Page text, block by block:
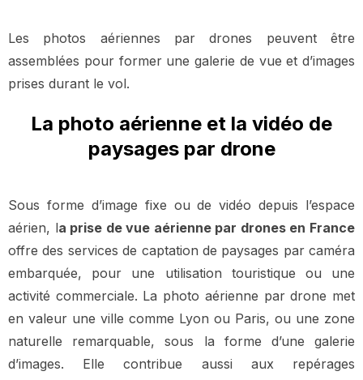
Les photos aériennes par drones peuvent être
assemblées pour former une galerie de vue et d’images
prises durant le vol.
La photo aérienne et la vidéo de
paysages par drone
Sous forme d’image fixe ou de vidéo depuis l’espace
aérien, la prise de vue aérienne par drones en France
offre des services de captation de paysages par caméra
embarquée, pour une utilisation touristique ou une
activité commerciale. La photo aérienne par drone met
en valeur une ville comme Lyon ou Paris, ou une zone
naturelle remarquable, sous la forme d’une galerie
d’images. Elle contribue aussi aux repérages